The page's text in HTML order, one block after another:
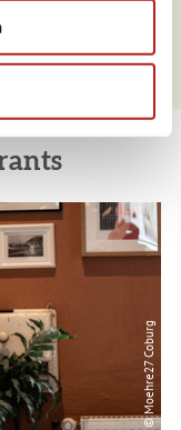
erzeugen
© Moehre27 Coburg